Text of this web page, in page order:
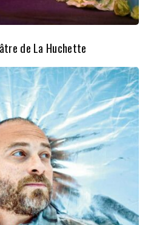
de La Huchette